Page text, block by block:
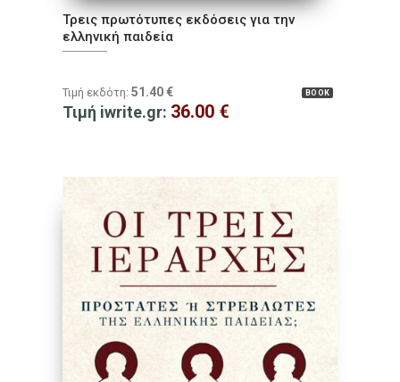
Τρεις πρωτότυπες εκδόσεις για την
ελληνική παιδεία
BOOK
Τιμή εκδότη: 51.40 €
Τιμή iwrite.gr: 36.00 €